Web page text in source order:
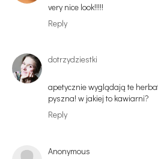
very nice look!!!!!
Reply
dotrzydziestki
apetycznie wyglądają te
pyszna! w jakiej to kawiarni?
Reply
Anonymous